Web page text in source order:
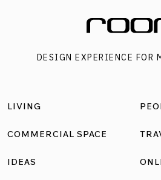
DESIGN EXPERIENCE FOR
LIVING
COMMERCIAL SPACE
IDEAS